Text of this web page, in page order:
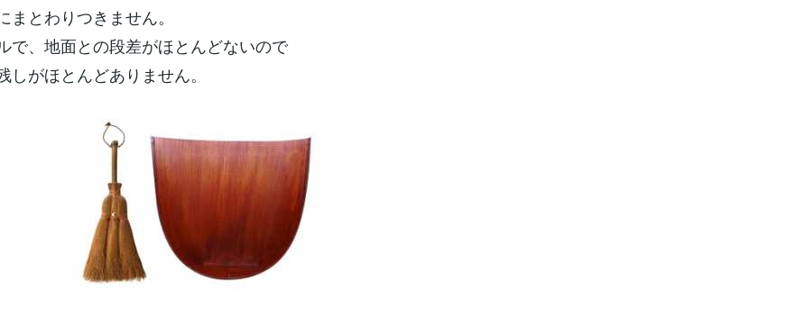
まとわりつきません。
で、地面との段差がほとんどないので
しがほとんどありません。